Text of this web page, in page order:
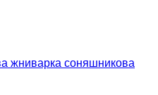
жниварка соняшникова